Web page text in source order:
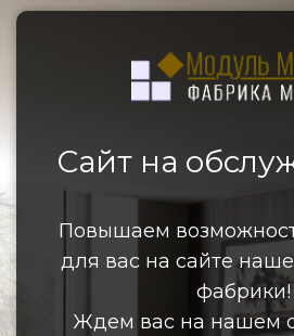
Сайт на
Повышаем
для вас на сайте
фабрики!
Ждем вас на нашем